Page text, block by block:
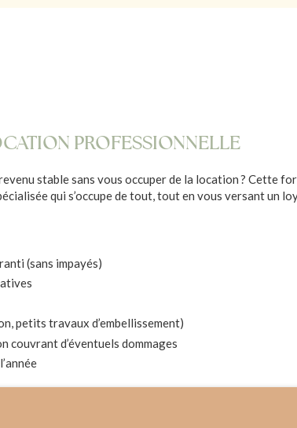
PROFESSIONNELLE
stable sans vous occuper de la location ? Cette
qui s’occupe de tout, tout en vous versant un
(sans impayés)
petits travaux d’embellissement)
couvrant d’éventuels dommages